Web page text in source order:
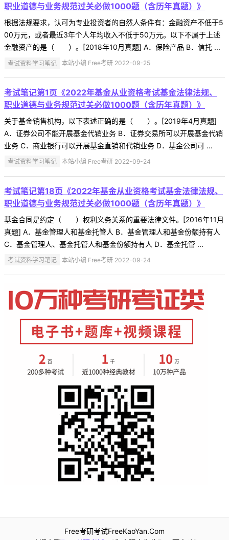
职业道德与业务规范过关必做1000题（含历年真题）》
根据法规要求，认可为专业投资者的自然人条件有：金融资产不低于5
00万元，或者最近3年个人年均收入不低于50万元。以下不属于上述
金融资产的是（ ）。[2018年10月真题] A．保险产品 B．信托 ...
考试资料学习笔记 本站小编 Free考研 2022-09-25
考试笔记第1页《2022年基金从业资格考试基金法律法规、
职业道德与业务规范过关必做1000题（含历年真题）》
关于基金销售机构，以下表述正确的是（ ）。[2019年4月真题]
A．证券公司不能开展基金代销业务 B．证券交易所可以开展基金代销
业务 C．商业银行可以开展基金直销和代销业务 D．基金公司可 ...
考试资料学习笔记 本站小编 Free考研 2022-09-24
考试笔记第18页《2022年基金从业资格考试基金法律法规、
职业道德与业务规范过关必做1000题（含历年真题）》
基金合同是约定（ ）权利义务关系的重要法律文件。[2016年11月
真题] A．基金管理人和基金托管人 B．基金管理人和基金份额持有人
C．基金管理人、基金托管人和基金份额持有人 D．基金托管 ...
考试资料学习笔记 本站小编 Free考研 2022-09-24
Free考研考试FreeKaoYan.Com